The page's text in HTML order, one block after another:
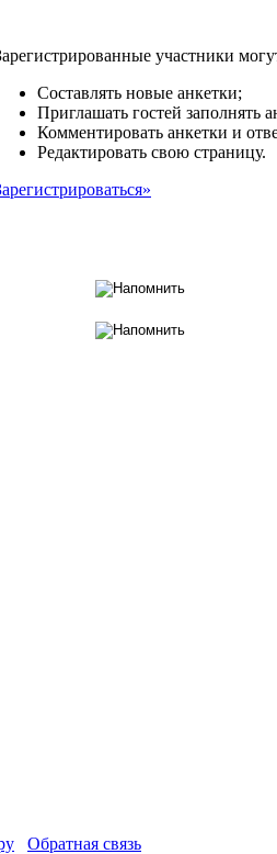
участники
Составлять новые анкетки;
Приглашать гостей заполнять
Комментировать анкетки и
Редактировать свою страницу.
Обратная связь